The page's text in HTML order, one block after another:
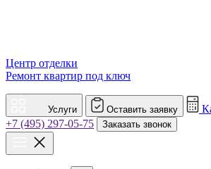
Центр отделки
Ремонт квартир под ключ
Услуги Оставить заявку
+7 (495) 297-05-75
Заказать звонок